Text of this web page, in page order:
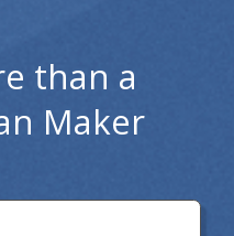
than a
Maker